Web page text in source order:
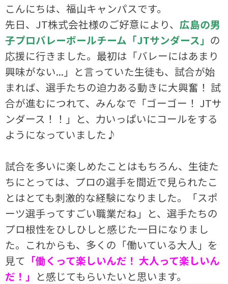
こんにちは、福山キャンパスです。
先日、JT株式会社様のご好意により、広島の男
子プロバレーボールチーム「JTサンダース」 の
応援に行きました。最初は「バレーにはあまり
興味がない...」と言っていた生徒も、試合が始
まれば、選手たちの迫力ある動きに大興奮！ 試
合が進むにつれて、みんなで「ゴーゴー！ JTサ
ンダース！！」と、力いっぱいにコールをする
ようになっていました♪
試合を多いに楽しめたことはもちろん、生徒た
ちにとっては、プロの選手を間近で見られたこ
とはとても刺激的な経験になりました。「スポ
ーツ選手ってすごい職業だね」と、選手たちの
プロ根性をひしひしと感じた一日になりまし
た。これからも、多くの「働いている大人」を
見て 「働くって楽しいんだ！ 大人って楽しいん
だ！」 と感じてもらいたいと思います。